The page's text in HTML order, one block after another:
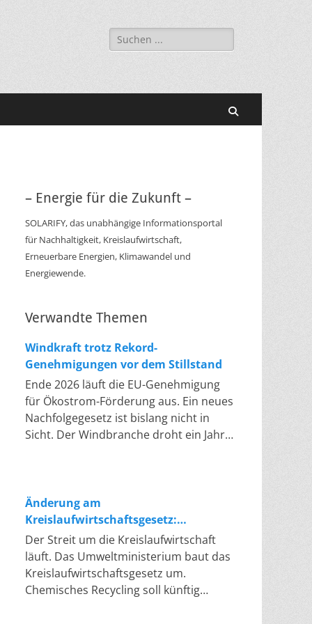
Suchen
nach:
– Energie für die Zukunft –
SOLARIFY, das unabhängige Informationsportal
für Nachhaltigkeit, Kreislaufwirtschaft,
Erneuerbare Energien, Klimawandel und
Energiewende.
Verwandte Themen
Windkraft trotz Rekord-
Genehmigungen vor dem Stillstand
Ende 2026 läuft die EU-Genehmigung
für Ökostrom-Förderung aus. Ein neues
Nachfolgegesetz ist bislang nicht in
Sicht. Der Windbranche droht ein Jahr,
Problem hat die Politik tatsächlich
gelöst, die Verfahren laufen heute
deutlich schneller. Die Halbjahresbilanz
der Branche bestätigt dieses Muster:
So viele Windräder wie nie zuvor
wurden genehmigt, doch im ersten
Halbjahr gingen netto nur rund zwei
Änderung am
Kreislaufwirtschaftsgesetz:
Chemisches Recycling soll Lücke
füllen
Der Streit um die Kreislaufwirtschaft
läuft. Das Umweltministerium baut das
Kreislaufwirtschaftsgesetz um.
Chemisches Recycling soll künftig